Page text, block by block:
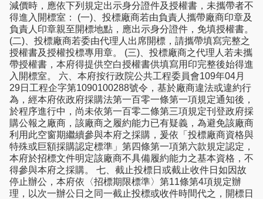
減價時，應依下列規定出示身分證件及授權書，未攜帶者不
得進入開標室： (一)、投標廠商若由負責人攜帶廠商印章及
負責人印章親至開標地點，應出示身分證件，免填授權書。
(二)、投標廠商若委由代理人出席開標，請攜帶填寫完整之
授權書及授權投標專用章。 (三)、投標廠商之代理人若未攜
帶授權書，本府得提供空白授權書供填寫用印完整後始得進
入開標室。 六、本府按行政院公共工程委員會109年04月
29日工程企字第1090100288號令，基於廠商違法或違約行
為，經本府依政府採購法第一百零一條第一項規定通知後，
於程序進行中，尚未依第一百零二條第三項規定刊登政府採
購公報之廠商，該廠商之履約能力已有疑義，為避免該廠商
利用此空窗期繼續參與本府之採購，爰依「投標廠商資格與
特殊或巨額採購認定標準」第四條第一項第六款規定認定，
本府於招標文件明定該廠商不具備履約能力之基本資格，不
得參與本府之採購。 七、截止投標日或截止收件日如因故
停止辦公，本府依〈招標期限標準〉第11條第4項規定辦
理，以次一辦公日之同一截止投標或收件時間代之，開標日